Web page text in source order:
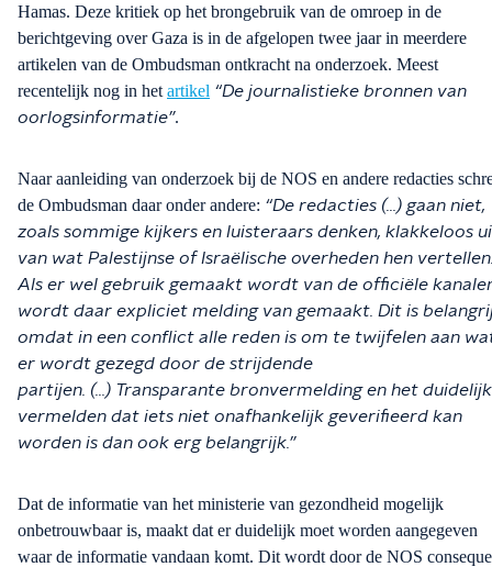
Hamas. Deze kritiek op het brongebruik van de omroep in de
berichtgeving over Gaza is in de afgelopen twee jaar in meerdere
artikelen van de Ombudsman ontkracht na onderzoek. Meest
recentelijk nog in het artikel “De journalistieke bronnen van
oorlogsinformatie”.
Naar aanleiding van onderzoek bij de NOS en andere redacties
de Ombudsman daar onder andere: “De redacties (...) gaan niet,
zoals sommige kijkers en luisteraars denken, klakkeloos
van wat Palestijnse of Israëlische overheden hen
Als er wel gebruik gemaakt wordt van de officiële
wordt daar expliciet melding van gemaakt. Dit is
omdat in een conflict alle reden is om te twijfelen aan
er wordt gezegd door de strijdende
partijen. (...) Transparante bronvermelding en het duidelijk
vermelden dat iets niet onafhankelijk geverifieerd kan
worden is dan ook erg belangrijk.”
Dat de informatie van het ministerie van gezondheid mogelijk
onbetrouwbaar is, maakt dat er duidelijk moet worden aangegeven
waar de informatie vandaan komt. Dit wordt door de NOS